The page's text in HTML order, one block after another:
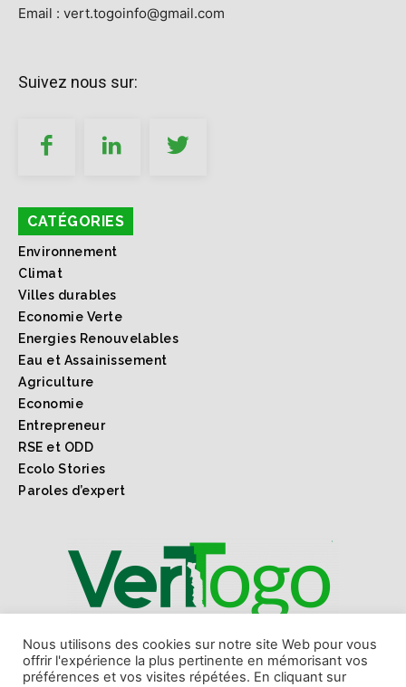
Email : vert.togoinfo@gmail.com
Suivez nous sur:
CATÉGORIES
Environnement
Climat
Villes durables
Economie Verte
Energies Renouvelables
Eau et Assainissement
Agriculture
Economie
Entrepreneur
RSE et ODD
Ecolo Stories
Paroles d’expert
1er webmagazine sur l'environnement l'économie verte
et les ODD au Togo et en Afrique.
Nous utilisons des cookies sur notre site Web pour vous
offrir l'expérience la plus pertinente en mémorisant vos
préférences et vos visites répétées. En cliquant sur